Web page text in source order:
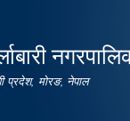
प्रदेश, माेरङ, नेपाल